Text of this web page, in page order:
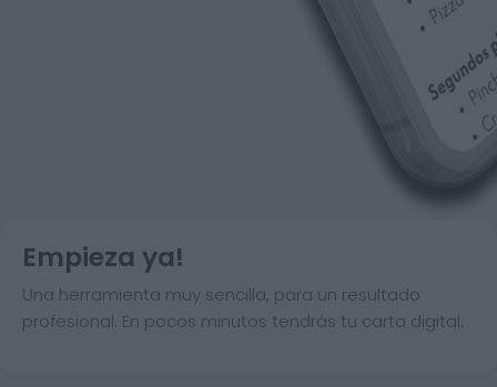
Empieza ya!
Una herramienta muy sencilla, para un resultado
profesional. En pocos minutos tendrás tu carta digital.